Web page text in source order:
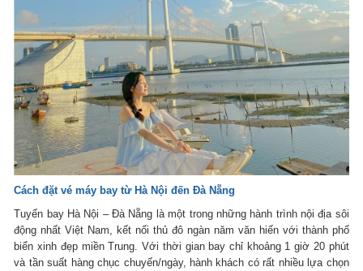
Cách đặt vé máy bay từ Hà Nội đến Đà Nẵng
Tuyến bay Hà Nội – Đà Nẵng là một trong những hành trình nội địa sôi
động nhất Việt Nam, kết nối thủ đô ngàn năm văn hiến với thành phố
biển xinh đẹp miền Trung. Với thời gian bay chỉ khoảng 1 giờ 20 phút
và tần suất hàng chục chuyến/ngày, hành khách có rất nhiều lựa chọn